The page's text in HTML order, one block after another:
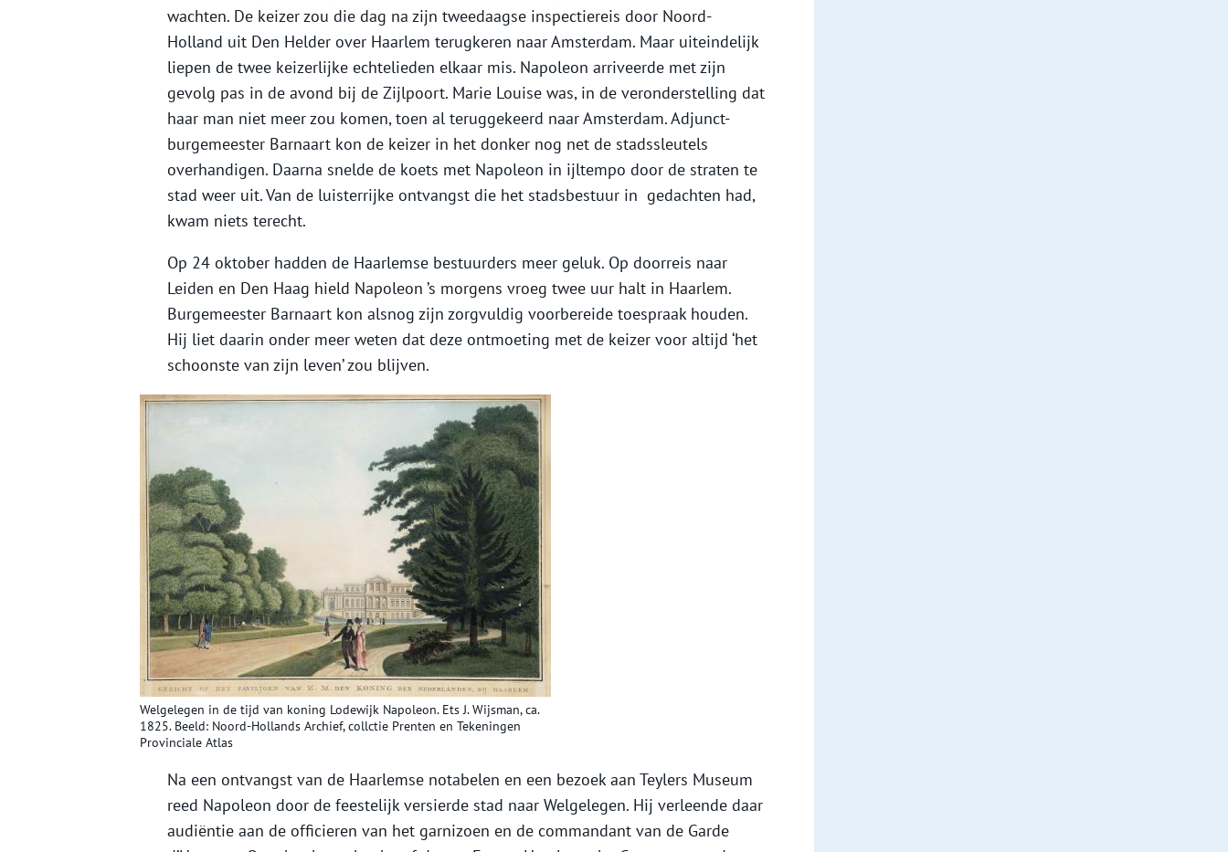
wachten. De keizer zou die dag na zijn tweedaagse inspectiereis door Noord-
Holland uit Den Helder over Haarlem terugkeren naar Amsterdam. Maar uiteindelijk
liepen de twee keizerlijke echtelieden elkaar mis. Napoleon arriveerde met zijn
gevolg pas in de avond bij de Zijlpoort. Marie Louise was, in de veronderstelling dat
haar man niet meer zou komen, toen al teruggekeerd naar Amsterdam. Adjunct-
burgemeester Barnaart kon de keizer in het donker nog net de stadssleutels
overhandigen. Daarna snelde de koets met Napoleon in ijltempo door de straten te
stad weer uit. Van de luisterrijke ontvangst die het stadsbestuur in gedachten had,
kwam niets terecht.
Op 24 oktober hadden de Haarlemse bestuurders meer geluk. Op doorreis naar
Leiden en Den Haag hield Napoleon ’s morgens vroeg twee uur halt in Haarlem.
Burgemeester Barnaart kon alsnog zijn zorgvuldig voorbereide toespraak houden.
Hij liet daarin onder meer weten dat deze ontmoeting met de keizer voor altijd ‘het
schoonste van zijn leven’ zou blijven.
Welgelegen in de tijd van koning Lodewijk Napoleon. Ets J. Wijsman, ca.
1825. Beeld: Noord-Hollands Archief, collctie Prenten en Tekeningen
Provinciale Atlas
Na een ontvangst van de Haarlemse notabelen en een bezoek aan Teylers Museum
reed Napoleon door de feestelijk versierde stad naar Welgelegen. Hij verleende daar
audiëntie aan de officieren van het garnizoen en de commandant van de Garde